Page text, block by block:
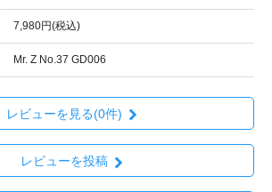
7,980円(税込)
Mr. Z No.37 GD006
レビューを見る(0件)
レビューを投稿